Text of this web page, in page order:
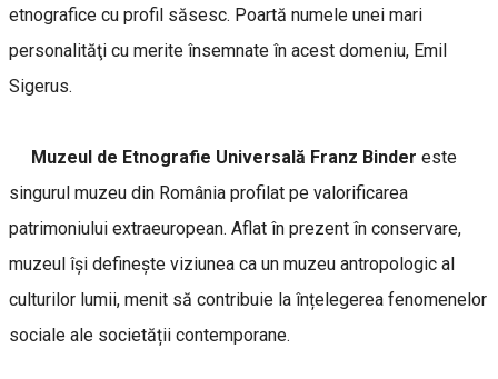
etnografice cu profil săsesc. Poartă numele unei mari
personalităţi cu merite însemnate în acest domeniu, Emil
Sigerus.
Muzeul de Etnografie Universală Franz Binder este
singurul muzeu din România profilat pe valorificarea
patrimoniului extraeuropean. Aflat în prezent în conservare,
muzeul își definește viziunea ca un muzeu antropologic al
culturilor lumii, menit să contribuie la înțelegerea fenomenelor
sociale ale societății contemporane.